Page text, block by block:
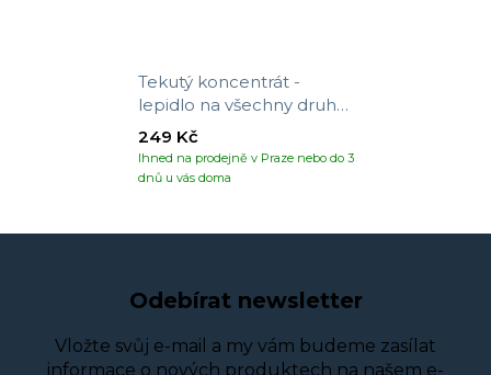
Tekutý koncentrát -
lepidlo na všechny druhy
tapet
Ihned na prodejně v Praze nebo do 3
dnů u vás doma
249 Kč
Odebírat newsletter
Vložte svůj e-mail a my vám budeme zasílat
informace o nových produktech na našem e-